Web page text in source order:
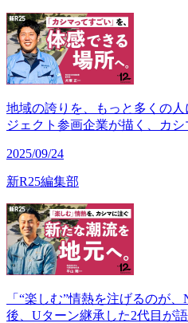
地域の誇りを、もっと多くの
ジェクト参画企業が描く、カ
2025/09/24
新R25編集部
「“楽しむ”情熱を注げるのが
後、Uターン継承した2代目が